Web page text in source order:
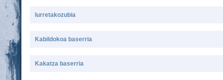
Iurretakozubia
Kabildokoa baserria
Kakatza baserria